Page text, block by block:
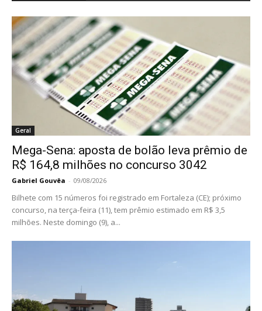
Geral
Mega-Sena: aposta de bolão leva prêmio de
R$ 164,8 milhões no concurso 3042
Gabriel Gouvêa - 09/08/2026
Bilhete com 15 números foi registrado em Fortaleza (CE); próximo
concurso, na terça-feira (11), tem prêmio estimado em R$ 3,5
milhões. Neste domingo (9), a...